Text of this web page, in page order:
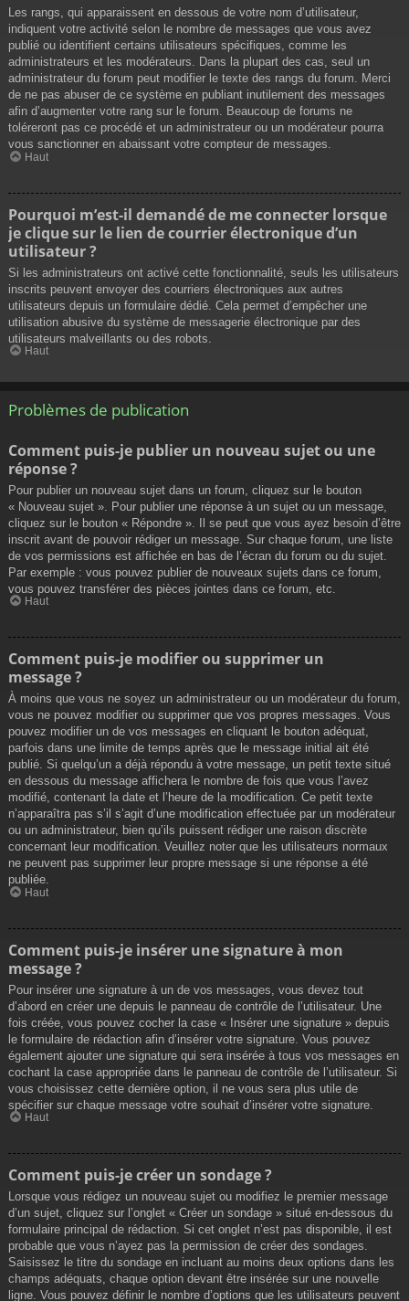
Les rangs, qui apparaissent en dessous de votre nom d’utilisateur,
indiquent votre activité selon le nombre de messages que vous avez
publié ou identifient certains utilisateurs spécifiques, comme les
administrateurs et les modérateurs. Dans la plupart des cas, seul un
administrateur du forum peut modifier le texte des rangs du forum. Merci
de ne pas abuser de ce système en publiant inutilement des messages
afin d’augmenter votre rang sur le forum. Beaucoup de forums ne
toléreront pas ce procédé et un administrateur ou un modérateur pourra
vous sanctionner en abaissant votre compteur de messages.
Haut
Pourquoi m’est-il demandé de me connecter lorsque
je clique sur le lien de courrier électronique d’un
utilisateur ?
Si les administrateurs ont activé cette fonctionnalité, seuls les utilisateurs
inscrits peuvent envoyer des courriers électroniques aux autres
utilisateurs depuis un formulaire dédié. Cela permet d’empêcher une
utilisation abusive du système de messagerie électronique par des
utilisateurs malveillants ou des robots.
Haut
Problèmes de publication
Comment puis-je publier un nouveau sujet ou une
réponse ?
Pour publier un nouveau sujet dans un forum, cliquez sur le bouton
« Nouveau sujet ». Pour publier une réponse à un sujet ou un message,
cliquez sur le bouton « Répondre ». Il se peut que vous ayez besoin d’être
inscrit avant de pouvoir rédiger un message. Sur chaque forum, une liste
de vos permissions est affichée en bas de l’écran du forum ou du sujet.
Par exemple : vous pouvez publier de nouveaux sujets dans ce forum,
vous pouvez transférer des pièces jointes dans ce forum, etc.
Haut
Comment puis-je modifier ou supprimer un
message ?
À moins que vous ne soyez un administrateur ou un modérateur du forum,
vous ne pouvez modifier ou supprimer que vos propres messages. Vous
pouvez modifier un de vos messages en cliquant le bouton adéquat,
parfois dans une limite de temps après que le message initial ait été
publié. Si quelqu’un a déjà répondu à votre message, un petit texte situé
en dessous du message affichera le nombre de fois que vous l’avez
modifié, contenant la date et l’heure de la modification. Ce petit texte
n’apparaîtra pas s’il s’agit d’une modification effectuée par un modérateur
ou un administrateur, bien qu’ils puissent rédiger une raison discrète
concernant leur modification. Veuillez noter que les utilisateurs normaux
ne peuvent pas supprimer leur propre message si une réponse a été
publiée.
Haut
Comment puis-je insérer une signature à mon
message ?
Pour insérer une signature à un de vos messages, vous devez tout
d’abord en créer une depuis le panneau de contrôle de l’utilisateur. Une
fois créée, vous pouvez cocher la case « Insérer une signature » depuis
le formulaire de rédaction afin d’insérer votre signature. Vous pouvez
également ajouter une signature qui sera insérée à tous vos messages en
cochant la case appropriée dans le panneau de contrôle de l’utilisateur. Si
vous choisissez cette dernière option, il ne vous sera plus utile de
spécifier sur chaque message votre souhait d’insérer votre signature.
Haut
Comment puis-je créer un sondage ?
Lorsque vous rédigez un nouveau sujet ou modifiez le premier message
d’un sujet, cliquez sur l’onglet « Créer un sondage » situé en-dessous du
formulaire principal de rédaction. Si cet onglet n’est pas disponible, il est
probable que vous n’ayez pas la permission de créer des sondages.
Saisissez le titre du sondage en incluant au moins deux options dans les
champs adéquats, chaque option devant être insérée sur une nouvelle
ligne. Vous pouvez définir le nombre d’options que les utilisateurs peuvent